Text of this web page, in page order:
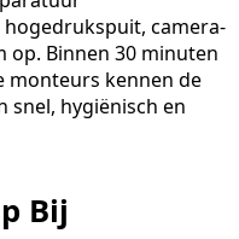
camera-
op. Binnen 30 minuten
monteurs kennen de
snel, hygiënisch en
Bij